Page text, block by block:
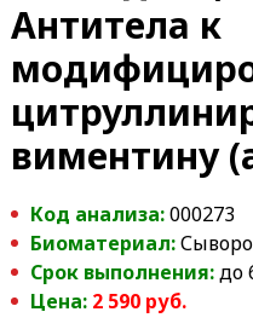
Антитела к
виментину
Код анализа:000273
Биоматериал:
Срок выполнения:до
Цена: 2 590 руб.